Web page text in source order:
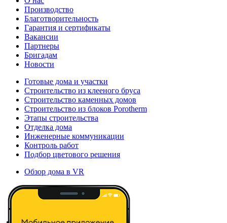
Производство
Благотворительность
Гарантия и сертификаты
Вакансии
Партнеры
Бригадам
Новости
Готовые дома и участки
Строительство из клееного бруса
Строительство каменных домов
Строительство из блоков Porotherm
Этапы строительства
Отделка дома
Инженерные коммуникации
Контроль работ
Подбор цветового решения
Обзор дома в VR